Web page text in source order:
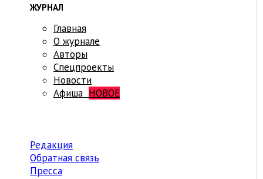
ЖУРНАЛ
Главная
О журнале
Авторы
Спецпроекты
Новости
Афиша НОВОЕ
Редакция
Обратная связь
Пресса